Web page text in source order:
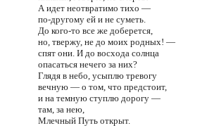
А идет неотвратимо тихо —
по-другому ей и не суметь.
До кого-то все же доберется,
но, твержу, не до моих родных! —
спят они. И до восхода солнца
опасаться нечего за них?
Глядя в небо, усыплю тревогу
вечную — о том, что предстоит,
и на темную ступлю дорогу —
там, за нею,
Млечный Путь открыт.